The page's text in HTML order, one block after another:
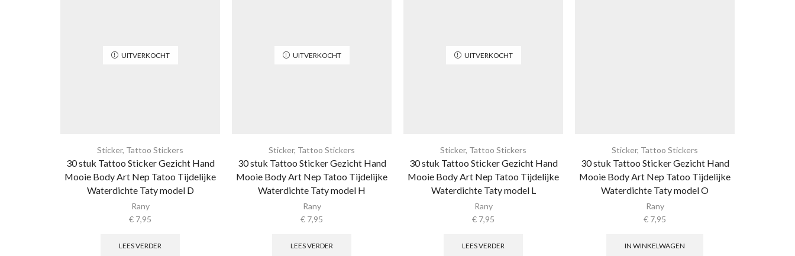
UITVERKOCHT
Sticker, Tattoo Stickers
30 stuk Tattoo Sticker Gezicht Hand
Mooie Body Art Nep Tatoo Tijdelijke
Waterdichte Taty model D
Rany
€ 7,95
LEES VERDER
UITVERKOCHT
Sticker, Tattoo Stickers
30 stuk Tattoo Sticker Gezicht Hand
Mooie Body Art Nep Tatoo Tijdelijke
Waterdichte Taty model H
Rany
€ 7,95
LEES VERDER
UITVERKOCHT
Sticker, Tattoo Stickers
30 stuk Tattoo Sticker Gezicht Hand
Mooie Body Art Nep Tatoo Tijdelijke
Waterdichte Taty model L
Rany
€ 7,95
LEES VERDER
Sticker, Tattoo Stickers
30 stuk Tattoo Sticker Gezicht Hand
Mooie Body Art Nep Tatoo Tijdelijke
Waterdichte Taty model O
Rany
€ 7,95
IN WINKELWAGEN